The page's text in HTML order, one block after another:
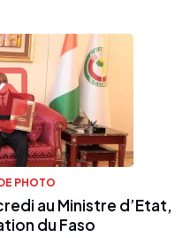
PHOTO
au Ministre d’Etat,
du Faso